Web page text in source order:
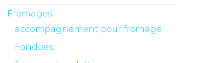
Fromages
accompagnement pour fromage
Fondues